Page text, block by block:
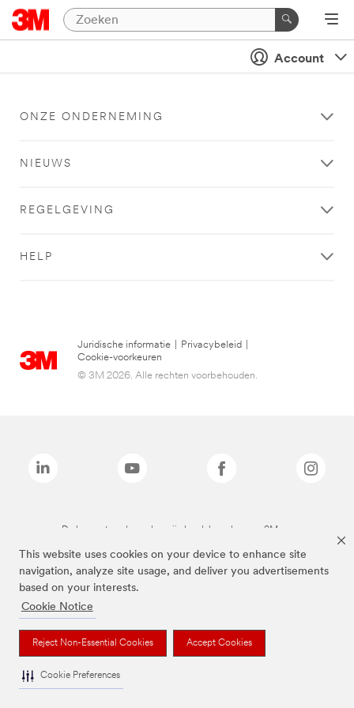
This website uses cookies on your device to enhance site
navigation, analyze site usage, and deliver you advertisements
based on your interests.
Cookie Notice
Reject Non-Essential Cookies Accept Cookies
Cookie Preferences
Account
ONZE ONDERNEMING
NIEUWS
REGELGEVING
HELP
Juridische informatie Privacybeleid
Cookie-voorkeuren
© 3M 2026. Alle rechten voorbehouden.
De bovenstaande merken zijn handelsmerken van 3M.we